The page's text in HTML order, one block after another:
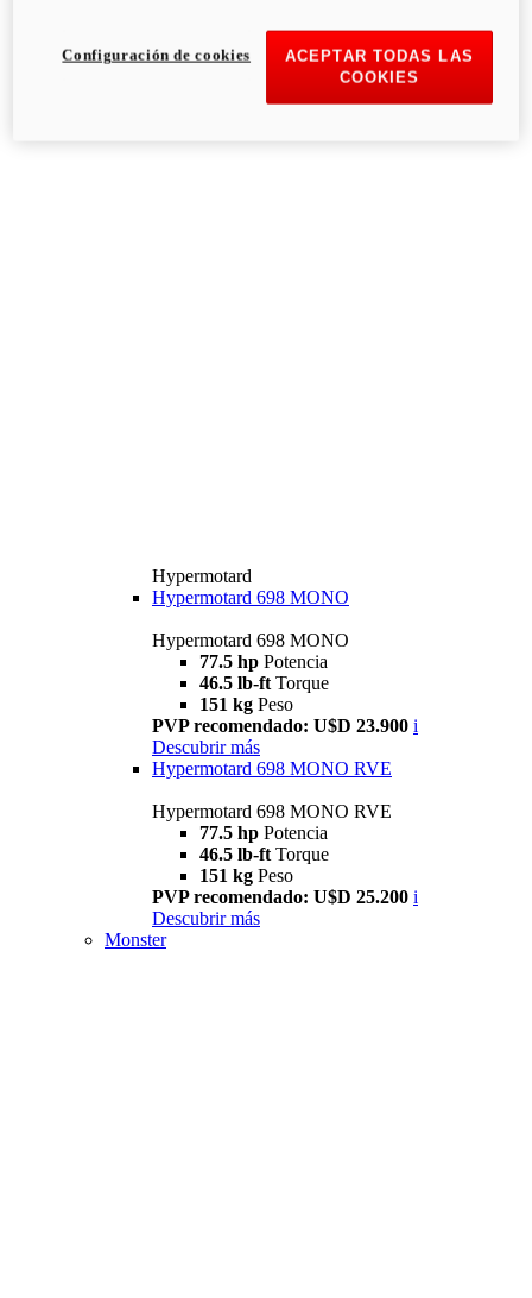
Hypermotard
Hypermotard 698 MONO
Hypermotard 698 MONO
77.5 hp Potencia
46.5 lb-ft Torque
151 kg Peso
PVP recomendado: U$D 23.900 i
Descubrir más
Hypermotard 698 MONO RVE
Hypermotard 698 MONO RVE
77.5 hp Potencia
46.5 lb-ft Torque
151 kg Peso
PVP recomendado: U$D 25.200 i
Descubrir más
Monster
ACEPTAR TODAS LAS
COOKIES
Configuración de cookies